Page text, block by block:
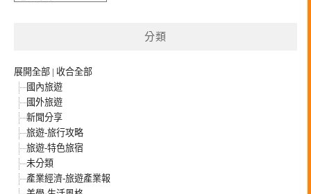
分類
展開全部 | 收合全部
國內旅遊
國外旅遊
新聞分享
旅遊-旅行攻略
旅遊-特色旅宿
未分類
產業經濟-旅遊產業報